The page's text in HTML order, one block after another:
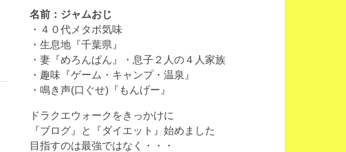
名前：ジャムおじ
・４０代メタボ気味
・生息地『千葉県』
・妻『めろんぱん』・息子２人の４人家族
・趣味『ゲーム・キャンプ・温泉』
・鳴き声(口ぐせ)『もんげー』
ドラクエウォークをきっかけに
『ブログ』と『ダイエット』始めました
目指すのは最強ではなく・・・